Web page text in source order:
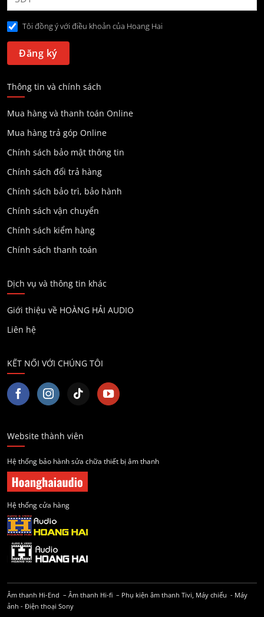
Tôi đồng ý với điều khoản của Hoang Hai
Thông tin và chính sách
Mua hàng và thanh toán Online
Mua hàng trả góp Online
Chính sách bảo mật thông tin
Chính sách đổi trả hàng
Chính sách bảo trì, bảo hành
Chính sách vận chuyển
Chính sách kiểm hàng
Chính sách thanh toán
Dịch vụ và thông tin khác
Giới thiệu về HOÀNG HẢI AUDIO
Liên hệ
KẾT NỐI VỚI CHÚNG TÔI
Website thành viên
Hệ thống bảo hành sửa chữa thiết bị âm thanh
Hệ thống cửa hàng
Âm thanh Hi-End – Âm thanh Hi-fi – Phụ kiện âm thanh Tivi, Máy chiếu - Máy
ảnh - Điện thoại Sony